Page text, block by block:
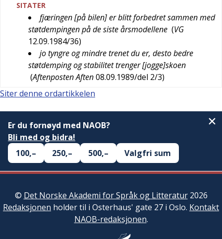
SITATER
fjæringen [på bilen] er blitt forbedret sammen med
støtdempingen på de siste årsmodellene (VG
12.09.1984/36)
jo tyngre og mindre trenet du er, desto bedre
støtdemping og stabilitet trenger [jogge]skoen
(Aftenposten Aften08.09.1989/del 2/3)
Siter denne ordartikkelen
Er du fornøyd med NAOB?
Bli med og bidra!
100,–
250,– 500,– Valgfri sum
© Det Norske Akademi for Språk og Litteratur2026
Redaksjonen holder til i Osterhaus' gate 27 i Oslo. Kontakt
NAOB-redaksjonen.